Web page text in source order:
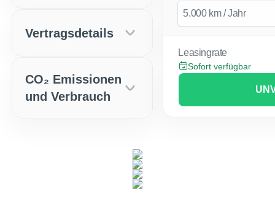
Leasingrate
Sofort verfügbar
Vertragsdetails
CO₂ Emissionen
und Verbrauch